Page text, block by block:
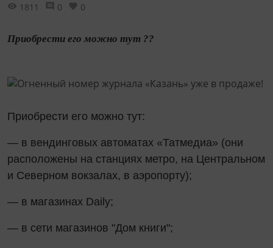
1811 0 0
Приобрести его можно тут ??
Приобрести его можно тут:
— в вендинговых автоматах «Татмедиа» (они
расположены на станциях метро, на Центральном
и Северном вокзалах, в аэропорту);
— в магазинах Daily;
— в сети магазинов "Дом книги";